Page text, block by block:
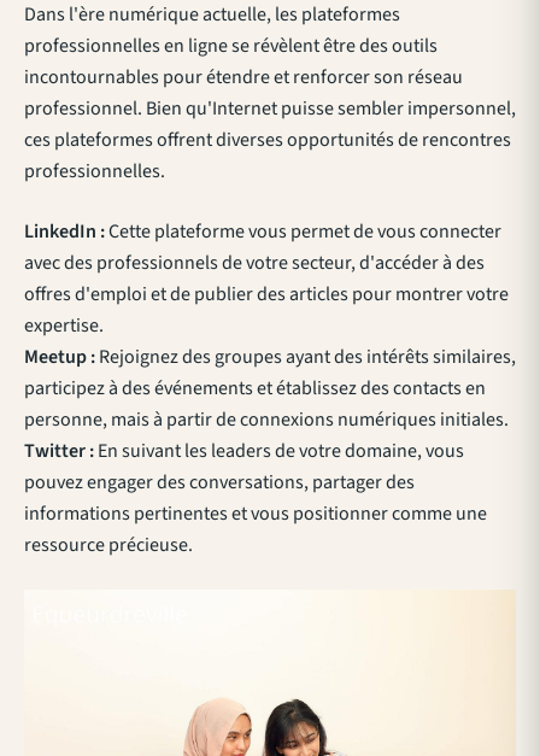
Dans l'ère numérique actuelle, les plateformes
professionnelles en ligne se révèlent être des outils
incontournables pour étendre et renforcer son réseau
professionnel. Bien qu'Internet puisse sembler impersonnel,
ces plateformes offrent diverses opportunités de rencontres
professionnelles.
LinkedIn :Cette plateforme vous permet de vous connecter
avec des professionnels de votre secteur, d'accéder à des
offres d'emploi et de publier des articles pour montrer votre
expertise.
Meetup :Rejoignez des groupes ayant des intérêts similaires,
participez à des événements et établissez des contacts en
personne, mais à partir de connexions numériques initiales.
Twitter :En suivant les leaders de votre domaine, vous
pouvez engager des conversations, partager des
informations pertinentes et vous positionner comme une
ressource précieuse.